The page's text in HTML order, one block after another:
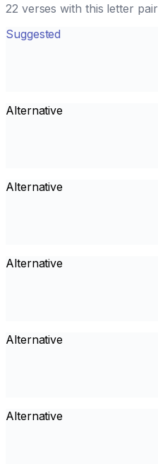
22 verses with this letter pair
Suggested
Alternative
Alternative
Alternative
Alternative
Alternative